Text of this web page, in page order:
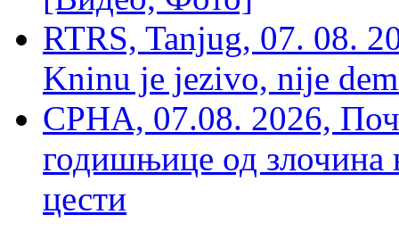
RTRS, Tanjug, 07. 08.
Kninu je jezivo, nije
СРНА, 07.08. 2026,
годишњице од злочина
цести